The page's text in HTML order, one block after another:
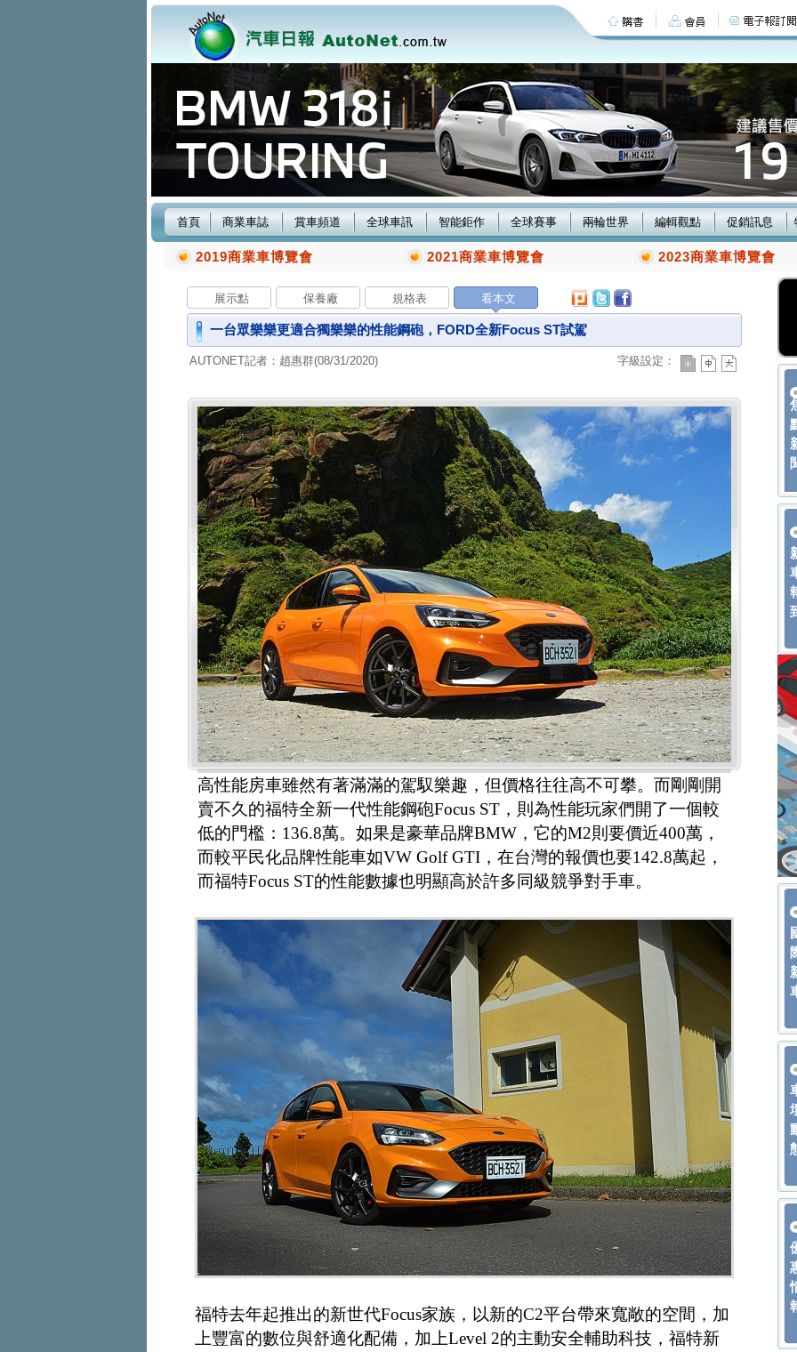
首頁 商業車誌 賞車頻道 全球車訊 智能鉅作 全球賽事 兩輪世界 編輯觀點 促銷訊息
2019商業車博覽會 2021商業車博覽會 2023商業車博覽會
展示點 保養廠 規格表 看本文
一台眾樂樂更適合獨樂樂的性能鋼砲，FORD全新Focus ST試駕
AUTONET記者：趙惠群(08/31/2020) 字級設定：
高性能房車雖然有著滿滿的駕馭樂趣，但價格往往高不可攀。而剛剛開
賣不久的福特全新一代性能鋼砲Focus ST，則為性能玩家們開了一個較
低的門檻：136.8萬。如果是豪華品牌BMW，它的M2則要價近400萬，
而較平民化品牌性能車如VW Golf GTI，在台灣的報價也要142.8萬起，
而福特Focus ST的性能數據也明顯高於許多同級競爭對手車。
福特去年起推出的新世代Focus家族，以新的C2平台帶來寬敞的空間，加
上豐富的數位與舒適化配備，加上Level 2的主動安全輔助科技，福特新